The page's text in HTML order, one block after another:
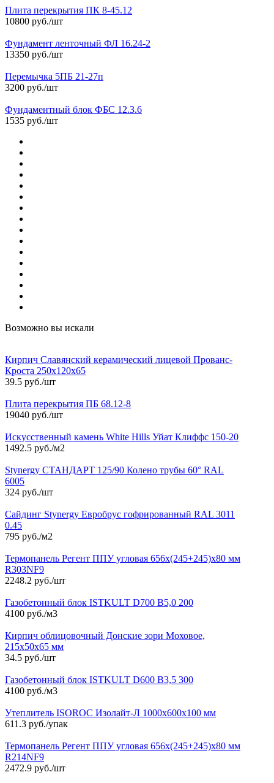
Плита перекрытия ПК 8-45.12
10800 руб./шт
Фундамент ленточный ФЛ 16.24-2
13350 руб./шт
Перемычка 5ПБ 21-27п
3200 руб./шт
Фундаментный блок ФБС 12.3.6
1535 руб./шт
Возможно вы искали
Кирпич Славянский керамический лицевой Прованс-
Кроста 250х120х65
39.5 руб./шт
Плита перекрытия ПБ 68.12-8
19040 руб./шт
Искусственный камень White Hills Уйат Клиффс 150-20
1492.5 руб./м2
Stynergy СТАНДАРТ 125/90 Колено трубы 60° RAL
6005
324 руб./шт
Сайдинг Stynergy Евробрус гофрированный RAL 3011
0.45
795 руб./м2
Термопанель Регент ППУ угловая 656х(245+245)х80 мм
R303NF9
2248.2 руб./шт
Газобетонный блок ISTKULT D700 B5,0 200
4100 руб./м3
Кирпич облицовочный Донские зори Моховое,
215х50х65 мм
34.5 руб./шт
Газобетонный блок ISTKULT D600 B3,5 300
4100 руб./м3
Утеплитель ISOROC Изолайт-Л 1000х600х100 мм
611.3 руб./упак
Термопанель Регент ППУ угловая 656х(245+245)х80 мм
R214NF9
2472.9 руб./шт